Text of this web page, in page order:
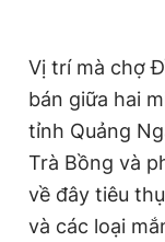
Vị trí mà chợ
bán giữa hai
tỉnh Quảng
Trà Bồng và
về đây tiêu
và các loại